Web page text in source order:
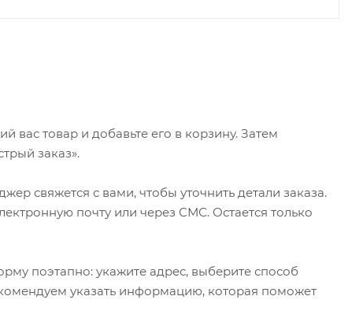
товар и добавьте его в корзину. Затем
заказ».
свяжется с вами, чтобы уточнить детали заказа.
почту или через СМС. Остается только
поэтапно: укажите адрес, выберите способ
указать информацию, которая поможет